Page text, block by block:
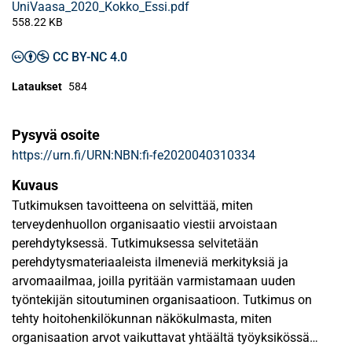
UniVaasa_2020_Kokko_Essi.pdf
558.22 KB
CC BY-NC 4.0
Lataukset 584
Pysyvä osoite
https://urn.fi/URN:NBN:fi-fe2020040310334
Kuvaus
Tutkimuksen tavoitteena on selvittää, miten
terveydenhuollon organisaatio viestii arvoistaan
perehdytyksessä. Tutkimuksessa selvitetään
perehdytysmateriaaleista ilmeneviä merkityksiä ja
arvomaailmaa, joilla pyritään varmistamaan uuden
työntekijän sitoutuminen organisaatioon. Tutkimus on
tehty hoitohenkilökunnan näkökulmasta, miten
organisaation arvot vaikuttavat yhtäältä työyksikössä